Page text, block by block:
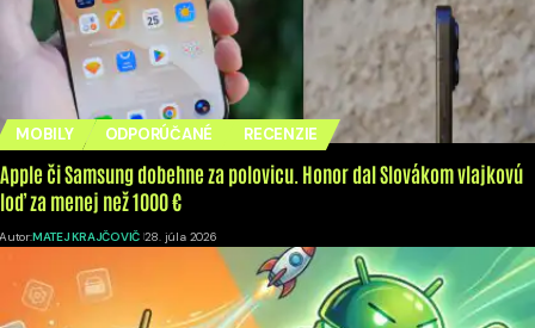
MOBILY ODPORÚČANÉ RECENZIE
Apple či Samsung dobehne za polovicu. Honor dal Slovákom vlajkovú
loď za menej než 1000 €
Autor:MATEJ KRAJČOVIČ 28. júla 2026